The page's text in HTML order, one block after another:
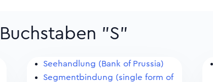
"S"
Seehandlung (Bank of Prussia)
Segmentbindung (single form of